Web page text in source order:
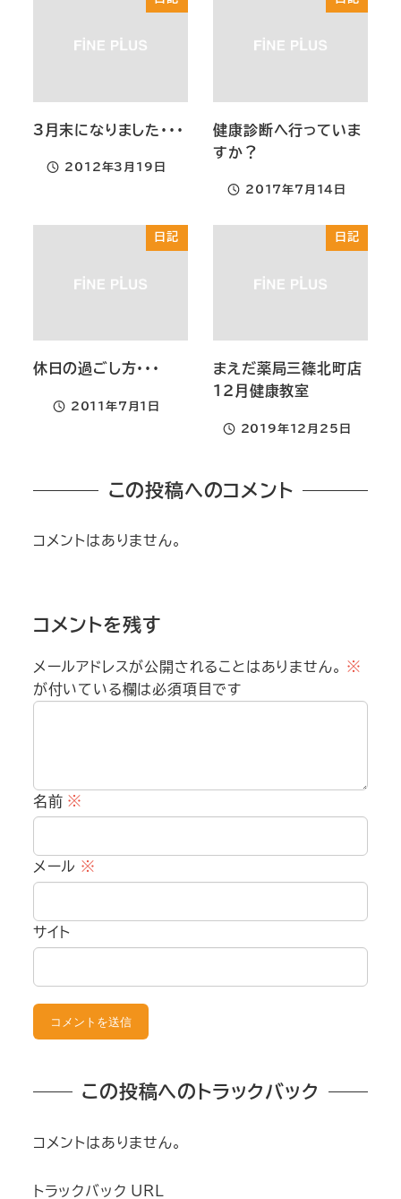
3月末になりました・・・
投稿日
2012年3月19日
健康診断へ行っていま
すか？
投稿日
2017年7月14日
日記
休日の過ごし方・・・
投稿日
2011年7月1日
日記
まえだ薬局三篠北町店
１２月健康教室
投稿日
2019年12月25日
この投稿へのコメント
コメントはありません。
コメントを残す
メールアドレスが公開されることはありません。
※
が付いている欄は必須項目です
名前 ※
メール ※
サイト
この投稿へのトラックバック
コメントはありません。
トラックバック URL